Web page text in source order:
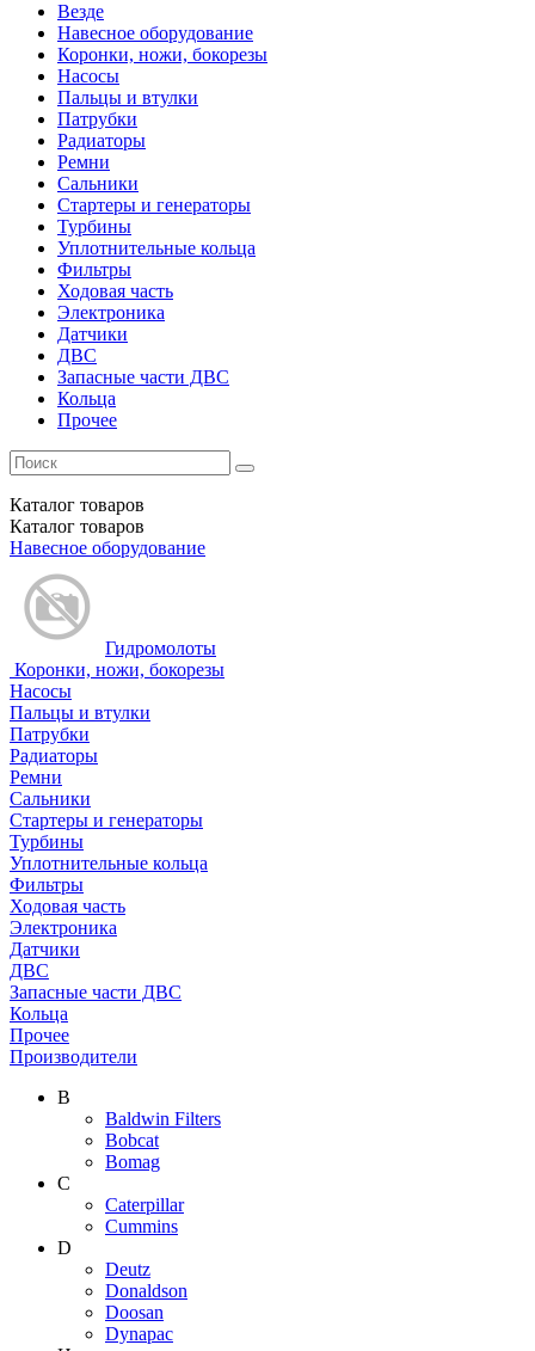
Везде
Навесное оборудование
Коронки, ножи, бокорезы
Насосы
Пальцы и втулки
Патрубки
Радиаторы
Ремни
Сальники
Стартеры и генераторы
Турбины
Уплотнительные кольца
Фильтры
Ходовая часть
Электроника
Датчики
ДВС
Запасные части ДВС
Кольца
Прочее
Каталог товаров
Каталог товаров
Навесное оборудование
Гидромолоты
Коронки, ножи, бокорезы
Насосы
Пальцы и втулки
Патрубки
Радиаторы
Ремни
Сальники
Стартеры и генераторы
Турбины
Уплотнительные кольца
Фильтры
Ходовая часть
Электроника
Датчики
ДВС
Запасные части ДВС
Кольца
Прочее
Производители
B
Baldwin Filters
Bobcat
Bomag
C
Caterpillar
Cummins
D
Deutz
Donaldson
Doosan
Dynapac